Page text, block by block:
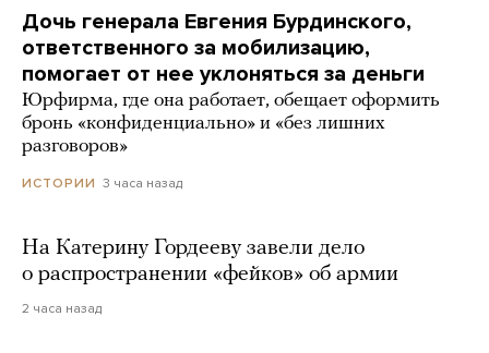
Дочь генерала Евгения Бурдинского,
ответственного за мобилизацию,
помогает от нее уклоняться за деньги
Юрфирма, где она работает, обещает оформить
бронь «конфиденциально» и «без лишних
разговоров»
ИСТОРИИ 3 часа назад
На Катерину Гордееву завели дело
о распространении «фейков» об армии
2 часа назад